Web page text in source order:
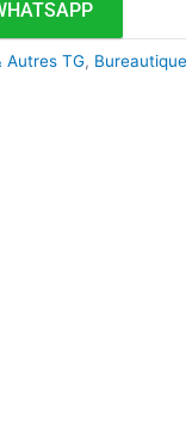
Autres TG,